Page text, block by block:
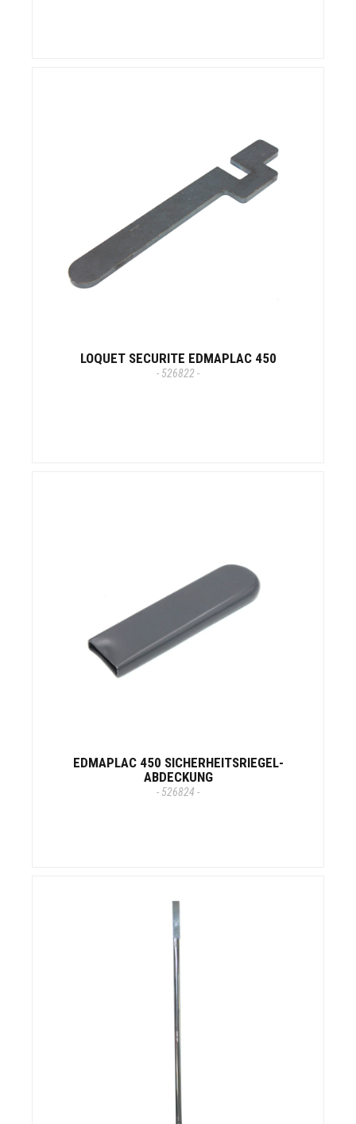
LOQUET SECURITE EDMAPLAC 450
- 526822 -
EDMAPLAC 450 SICHERHEITSRIEGEL-
ABDECKUNG
- 526824 -